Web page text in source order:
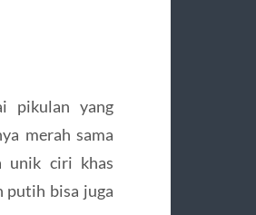
pikulan yang
merah sama
unik ciri khas
putih bisa juga